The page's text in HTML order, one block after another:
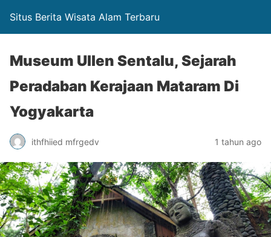
Situs Berita Wisata Alam Terbaru
Museum Ullen Sentalu, Sejarah
Peradaban Kerajaan Mataram Di
Yogyakarta
ithfhiied mfrgedv 1 tahun ago